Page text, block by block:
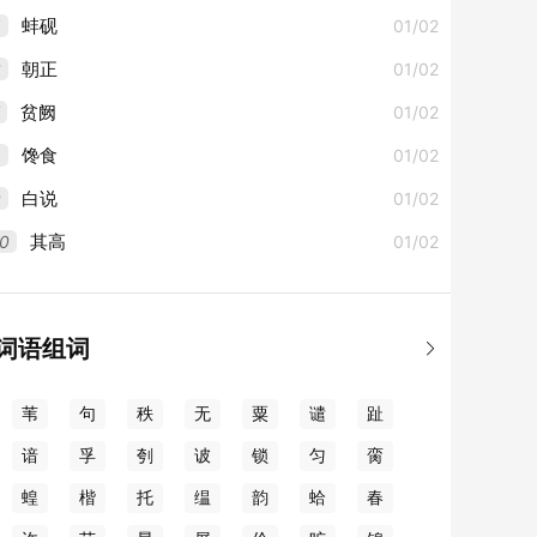
01/02
蚌砚
01/02
朝正
01/02
贫阙
01/02
馋食
01/02
白说
01/02
其高

语组词
苇 句 秩 无 粟 谴 趾
谙 孚 刳 诐 锁 匀 脔
蝗 楷 托 缊 韵 蛤 春